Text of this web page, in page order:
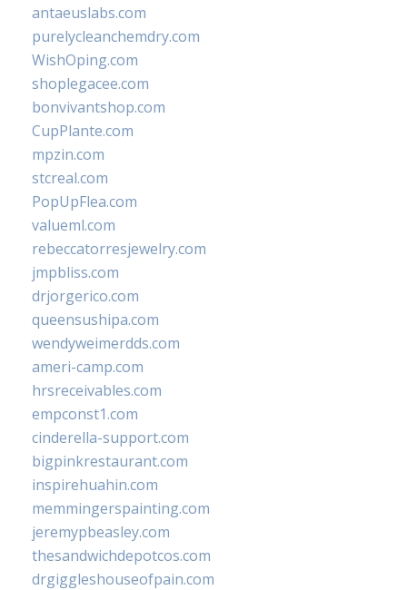
antaeuslabs.com
purelycleanchemdry.com
WishOping.com
shoplegacee.com
bonvivantshop.com
CupPlante.com
mpzin.com
stcreal.com
PopUpFlea.com
valueml.com
rebeccatorresjewelry.com
jmpbliss.com
drjorgerico.com
queensushipa.com
wendyweimerdds.com
ameri-camp.com
hrsreceivables.com
empconst1.com
cinderella-support.com
bigpinkrestaurant.com
inspirehuahin.com
memmingerspainting.com
jeremypbeasley.com
thesandwichdepotcos.com
drgiggleshouseofpain.com